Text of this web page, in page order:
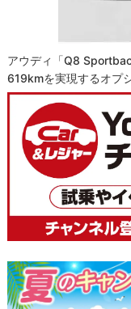
アウディ「Q8
619kmを実現するオプ